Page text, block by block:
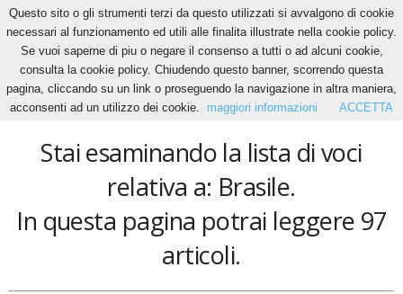
Home Tags Brasile
Brasile
Stai esaminando la lista di voci
relativa a: Brasile.
In questa pagina potrai leggere 97
articoli.
Questo sito o gli strumenti terzi da questo utilizzati si avvalgono di cookie
necessari al funzionamento ed utili alle finalita illustrate nella cookie policy.
Se vuoi saperne di piu o negare il consenso a tutti o ad alcuni cookie,
consulta la cookie policy. Chiudendo questo banner, scorrendo questa
pagina, cliccando su un link o proseguendo la navigazione in altra maniera,
acconsenti ad un utilizzo dei cookie.
maggiori informazioni ACCETTA